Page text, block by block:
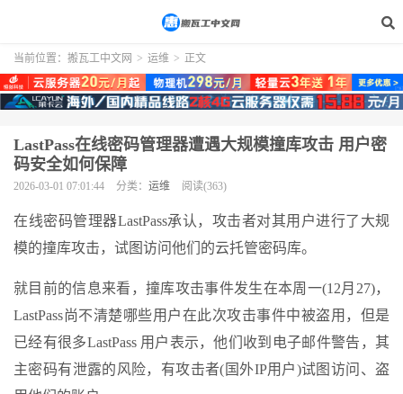
当前位置： 搬瓦工中文网 > 运维 > 正文
LastPass在线密码管理器遭遇大规模撞库攻击 用户密
码安全如何保障
2026-03-01 07:01:44 分类： 运维 阅读(363)
在线密码管理器LastPass承认，攻击者对其用户进行了大规
模的撞库攻击，试图访问他们的云托管密码库。
就目前的信息来看，撞库攻击事件发生在本周一(12月27)，
LastPass尚不清楚哪些用户在此次攻击事件中被盗用，但是
已经有很多LastPass 用户表示，他们收到电子邮件警告，其
主密码有泄露的风险，有攻击者(国外IP用户)试图访问、盗